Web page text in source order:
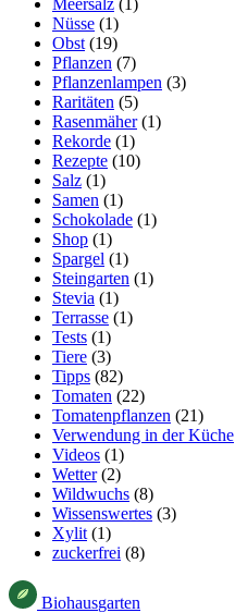
Meersalz (1)
Nüsse (1)
Obst (19)
Pflanzen (7)
Pflanzenlampen (3)
Raritäten (5)
Rasenmäher(1)
Rekorde (1)
Rezepte (10)
Salz (1)
Samen (1)
Schokolade (1)
Shop (1)
Spargel (1)
Steingarten (1)
Stevia (1)
Terrasse (1)
Tests (1)
Tiere (3)
Tipps (82)
Tomaten (22)
Tomatenpflanzen (21)
Verwendung in der Küche
Videos (1)
Wetter(2)
Wildwuchs (8)
Wissenswertes (3)
Xylit (1)
zuckerfrei (8)
Biohausgarten